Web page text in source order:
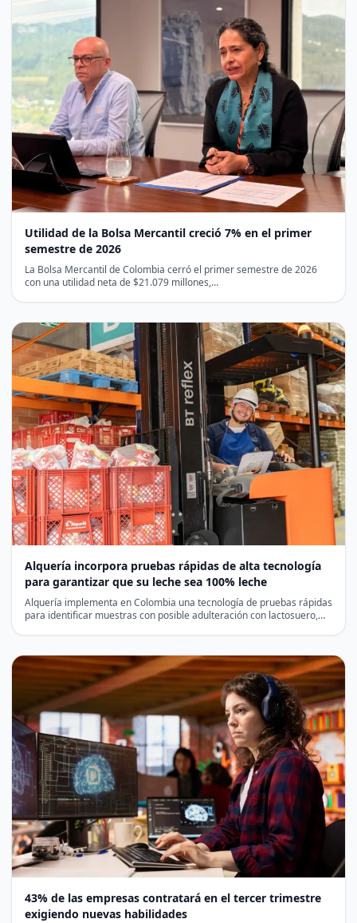
Utilidad de la Bolsa Mercantil creció 7% en el primer
semestre de 2026
La Bolsa Mercantil de Colombia cerró el primer semestre de 2026
con una utilidad neta de $21.079 millones,…
Alquería incorpora pruebas rápidas de alta tecnología
para garantizar que su leche sea 100% leche
Alquería implementa en Colombia una tecnología de pruebas rápidas
para identificar muestras con posible adulteración con lactosuero,
43% de las empresas contratará en el tercer trimestre
exigiendo nuevas habilidades